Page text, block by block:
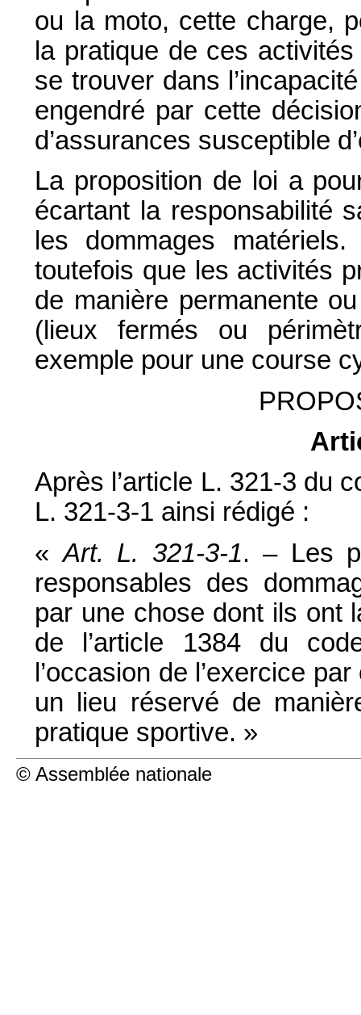
ou la moto, cette charge,
la pratique de ces
se trouver dans
engendré par cette
d’assurances susceptible
La proposition de loi a
écartant la responsabilité
les dommages
toutefois que les activités
de manière permanente
(lieux fermés ou
exemple pour une course
Après l’article L. 321-3 du
L. 321-3-1 ainsi rédigé :
«Art. L. 321-3-1. – Les
responsables des
par une chose dont ils ont
de l’article 1384 du
l’occasion de l’exercice
un lieu réservé de
pratique sportive. »
© Assemblée nationale